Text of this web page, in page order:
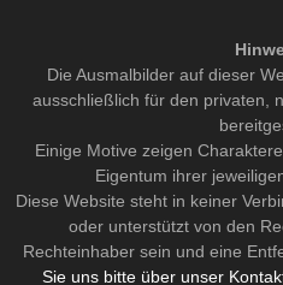
Die Ausmalbilder auf dieser
ausschließlich für den privaten,
Einige Motive zeigen
Eigentum ihrer
Diese Website steht in keiner
oder unterstützt von den
Rechteinhaber sein und eine
Sie uns bitte über unser